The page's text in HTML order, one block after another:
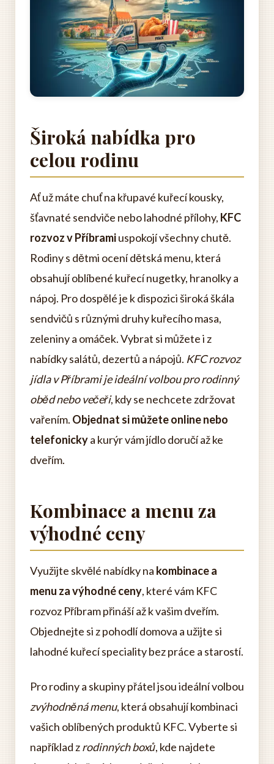
Široká nabídka pro
celou rodinu
Ať už máte chuť na křupavé kuřecí kousky,
šťavnaté sendviče nebo lahodné přílohy, KFC
rozvoz v Příbramiuspokojí všechny chutě.
Rodiny s dětmi ocení dětská menu, která
obsahují oblíbené kuřecí nugetky, hranolky a
nápoj. Pro dospělé je k dispozici široká škála
sendvičů s různými druhy kuřecího masa,
zeleniny a omáček. Vybrat si můžete i z
nabídky salátů, dezertů a nápojů. KFC rozvoz
jídla v Příbrami je ideální volbou pro rodinný
oběd nebo večeři, kdy se nechcete zdržovat
vařením. Objednat si můžete online nebo
telefonickya kurýr vám jídlo doručí až ke
dveřím.
Kombinace a menu za
výhodné ceny
Využijte skvělé nabídky na kombinace a
menu za výhodné ceny, které vám KFC
rozvoz Příbram přináší až k vašim dveřím.
Objednejte si z pohodlí domova a užijte si
lahodné kuřecí speciality bez práce a starostí.
Pro rodiny a skupiny přátel jsou ideální volbou
zvýhodněná menu, která obsahují kombinaci
vašich oblíbených produktů KFC. Vyberte si
například zrodinných boxů, kde najdete